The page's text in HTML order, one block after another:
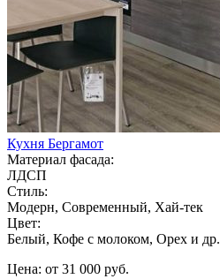
Кухня Бергамот
Материал фасада:
ЛДСП
Стиль:
Модерн, Современный, Хай-тек
Цвет:
Белый, Кофе с молоком, Орех и др.
Цена: от 31 000 руб.